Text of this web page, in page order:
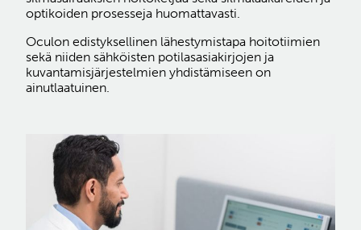
optikoiden prosesseja huomattavasti.
Oculon edistyksellinen lähestymistapa hoitotiimien
sekä niiden sähköisten potilasasiakirjojen ja
kuvantamisjärjestelmien yhdistämiseen on
ainutlaatuinen.